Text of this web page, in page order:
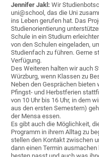
Jennifer Jakl: Wir
uni@school, das die Uni
ins Leben gerufen hat. Das
Studienorientierung
Schule in ein Studium
von den Schulen eingeladen,
Studienfach zu führen. Gerne
Verfügung.
Des Weiteren halten wir auch
Würzburg, wenn Klassen zu
Neben den Gesprächen bieten
Pfingst- und Herbstferien
von 10 Uhr bis 16 Uhr, in dem
aus den ersten Semestern)
der Mensa essen.
Es gibt auch die Möglichkeit,
Programm in ihrem Alltag zu
stellen den Kontakt zwischen
dann einen Termin